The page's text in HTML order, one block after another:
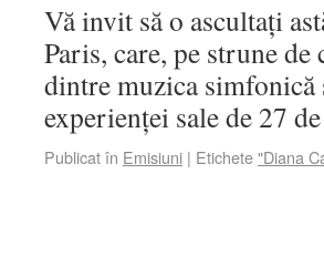
Vă invit să o ascultați
Paris, care, pe strune
dintre muzica
experienței sale de 27
Publicat în Emisiuni | Etichete"Diana